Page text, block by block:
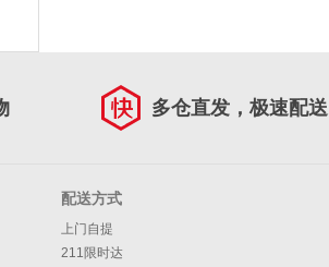
多仓直发，极速配送
配送方式
上门自提
211限时达